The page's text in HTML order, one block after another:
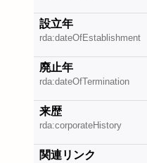
設立年
rda:dateOfEstablishment
廃止年
rda:dateOfTermination
来歴
rda:corporateHistory
関連リンク